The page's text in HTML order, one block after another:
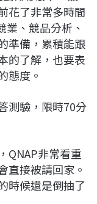
花了非常多時間
業、競品分析、
準備，累積能跟
的了解，也要表
態度。
測驗，限時70分
QNAP非常看重
直接被請回家。
時候還是倒抽了